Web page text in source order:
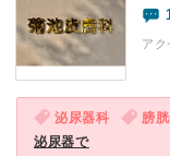
ア
泌尿器科 膀
泌尿器で